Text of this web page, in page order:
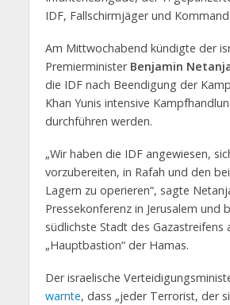
IDF, Fallschirmjäger und
Am Mittwochabend kündigte der
Premierminister Benjamin
die IDF nach Beendigung der
Khan Yunis intensive
durchführen werden.
„Wir haben die IDF angewiesen,
vorzubereiten, in Rafah und den
Lagern zu operieren“, sagte
Pressekonferenz in Jerusalem und
südlichste Stadt des Gazastreifens
„Hauptbastion“ der Hamas.
Der israelische
warnte, dass „jeder Terrorist, der